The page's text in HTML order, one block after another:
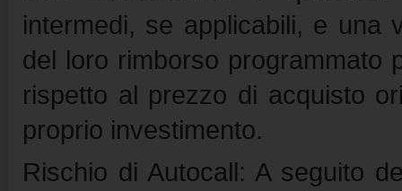
intermedi, se applicabili, e una
del loro rimborso programmato
rispetto al prezzo di acquisto
proprio investimento.
Rischio di Autocall: A seguito